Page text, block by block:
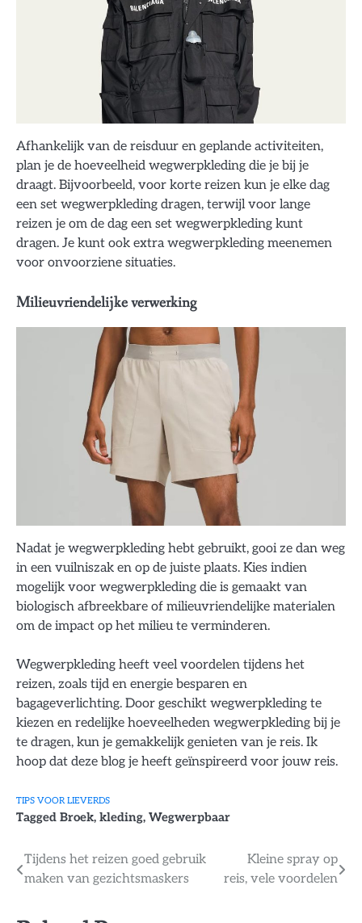
Afhankelijk van de reisduur en geplande activiteiten,
plan je de hoeveelheid wegwerpkleding die je bij je
draagt. Bijvoorbeeld, voor korte reizen kun je elke dag
een set wegwerpkleding dragen, terwijl voor lange
reizen je om de dag een set wegwerpkleding kunt
dragen. Je kunt ook extra wegwerpkleding meenemen
voor onvoorziene situaties.
Milieuvriendelijke verwerking
Nadat je wegwerpkleding hebt gebruikt, gooi ze dan weg
in een vuilniszak en op de juiste plaats. Kies indien
mogelijk voor wegwerpkleding die is gemaakt van
biologisch afbreekbare of milieuvriendelijke materialen
om de impact op het milieu te verminderen.
Wegwerpkleding heeft veel voordelen tijdens het
reizen, zoals tijd en energie besparen en
bagageverlichting. Door geschikt wegwerpkleding te
kiezen en redelijke hoeveelheden wegwerpkleding bij je
te dragen, kun je gemakkelijk genieten van je reis. Ik
hoop dat deze blog je heeft geïnspireerd voor jouw reis.
TIPS VOOR LIEVERDS
Tagged Broek, kleding, Wegwerpbaar
Bericht
Tijdens het reizen goed gebruik
maken van gezichtsmaskers
Kleine spray op
reis, vele voordelen